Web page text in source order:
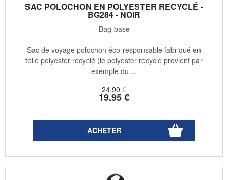
SAC POLOCHON EN POLYESTER RECYCLÉ -
BG284 - NOIR
Bag-base
24.90 €
19.95€
Sac de voyage polochon éco-responsable fabriqué en
toile polyester recyclé (le polyester recyclé provient par
exemple du ...